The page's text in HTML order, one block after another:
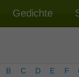
Gedichte
B C D E F